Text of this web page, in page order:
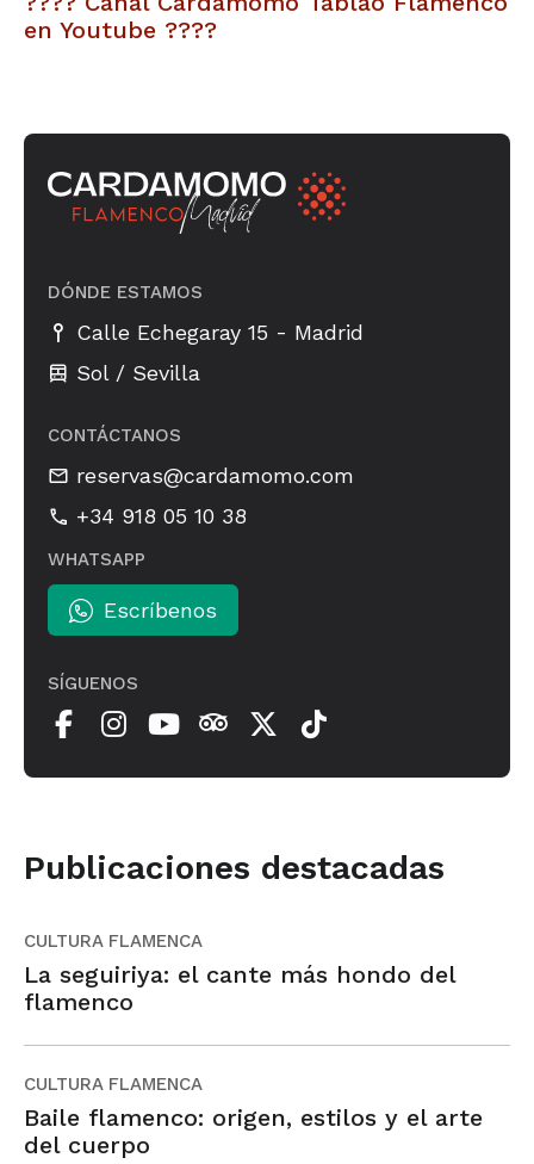
en Youtube ????
DÓNDE ESTAMOS
Calle Echegaray 15 - Madrid
Sol / Sevilla
CONTÁCTANOS
reservas@cardamomo.com
+34 918 05 10 38
WHATSAPP
Escríbenos
SÍGUENOS
Publicaciones destacadas
CULTURA FLAMENCA
La seguiriya: el cante más hondo del
flamenco
CULTURA FLAMENCA
Baile flamenco: origen, estilos y el arte
del cuerpo